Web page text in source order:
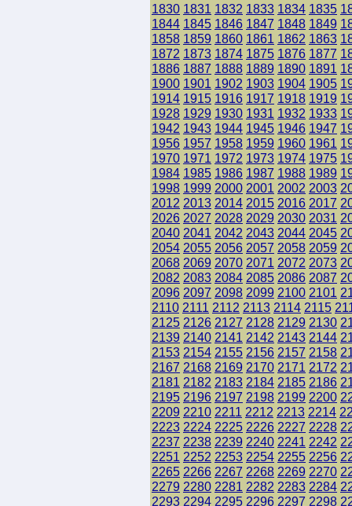
1830 1831 1832 1833 1834 1835
1844 1845 1846 1847 1848 1849
1858 1859 1860 1861 1862 1863
1872 1873 1874 1875 1876 1877
1886 1887 1888 1889 1890 1891
1900 1901 1902 1903 1904 1905
1914 1915 1916 1917 1918 1919
1928 1929 1930 1931 1932 1933
1942 1943 1944 1945 1946 1947
1956 1957 1958 1959 1960 1961
1970 1971 1972 1973 1974 1975
1984 1985 1986 1987 1988 1989
1998 1999 2000 2001 2002 2003
2012 2013 2014 2015 2016 2017
2026 2027 2028 2029 2030 2031
2040 2041 2042 2043 2044 2045
2054 2055 2056 2057 2058 2059
2068 2069 2070 2071 2072 2073
2082 2083 2084 2085 2086 2087
2096 2097 2098 2099 2100 2101
2110 2111 2112 2113 2114 2115
2125 2126 2127 2128 2129 2130
2139 2140 2141 2142 2143 2144
2153 2154 2155 2156 2157 2158
2167 2168 2169 2170 2171 2172
2181 2182 2183 2184 2185 2186
2195 2196 2197 2198 2199 2200
2209 2210 2211 2212 2213 2214
2223 2224 2225 2226 2227 2228
2237 2238 2239 2240 2241 2242
2251 2252 2253 2254 2255 2256
2265 2266 2267 2268 2269 2270
2279 2280 2281 2282 2283 2284
2293 2294 2295 2296 2297 2298